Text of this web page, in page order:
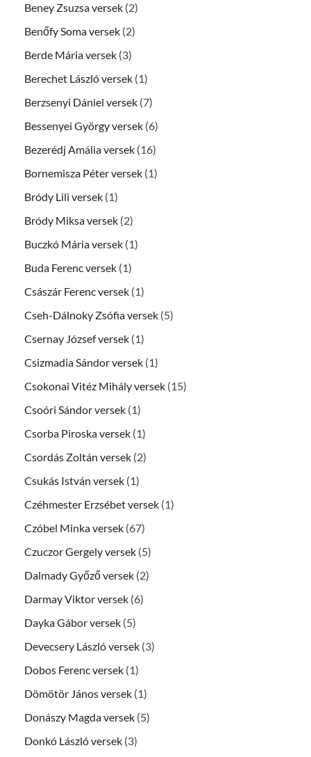
Beney Zsuzsa versek (2)
Benőfy Soma versek (2)
Berde Mária versek (3)
Berechet László versek (1)
Berzsenyi Dániel versek (7)
Bessenyei György versek (6)
Bezerédj Amália versek (16)
Bornemisza Péter versek (1)
Bródy Lili versek (1)
Bródy Miksa versek (2)
Buczkó Mária versek (1)
Buda Ferenc versek (1)
Császár Ferenc versek (1)
Cseh-Dálnoky Zsófia versek (5)
Csernay József versek (1)
Csizmadia Sándor versek (1)
Csokonai Vitéz Mihály versek (15)
Csoóri Sándor versek (1)
Csorba Piroska versek (1)
Csordás Zoltán versek (2)
Csukás István versek (1)
Czéhmester Erzsébet versek (1)
Czóbel Minka versek (67)
Czuczor Gergely versek (5)
Dalmady Győző versek (2)
Darmay Viktor versek (6)
Dayka Gábor versek (5)
Devecsery László versek (3)
Dobos Ferenc versek (1)
Dömötör János versek (1)
Donászy Magda versek (5)
Donkó László versek (3)